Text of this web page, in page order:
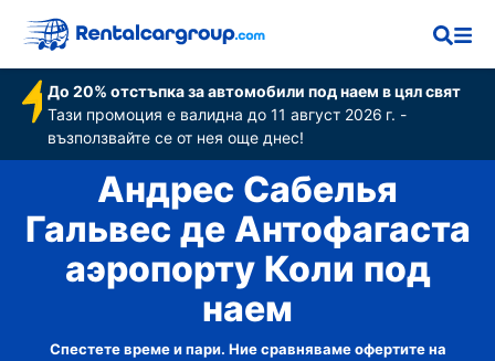
До 20% отстъпка за автомобили под наем в цял свят
Тази промоция е валидна до 11 август 2026 г. -
възползвайте се от нея още днес!
Андрес Сабелья
Гальвес де Антофагаста
аэропорту Коли под
наем
Спестете време и пари. Ние сравняваме офертите на